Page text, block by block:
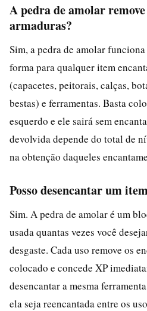
A pedra de amolar
armaduras?
Sim, a pedra de amolar
forma para qualquer item
(capacetes, peitorais, calças,
bestas) e ferramentas. Basta
esquerdo e ele sairá sem
devolvida depende do total de
na obtenção daqueles
Posso desencantar um
Sim. A pedra de amolar é um
usada quantas vezes você
desgaste. Cada uso remove os
colocado e concede XP
desencantar a mesma
ela seja reencantada entre os